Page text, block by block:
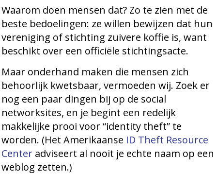
Waarom doen mensen dat? Zo te zien met de
beste bedoelingen: ze willen bewijzen dat hun
vereniging of stichting zuivere koffie is, want
beschikt over een officiële stichtingsacte.
Maar onderhand maken die mensen zich
behoorlijk kwetsbaar, vermoeden wij. Zoek er
nog een paar dingen bij op de social
networksites, en je begint een redelijk
makkelijke prooi voor “identity theft” te
worden. (Het Amerikaanse ID Theft Resource
Centeradviseert al nooit je echte naam op een
weblog zetten.)